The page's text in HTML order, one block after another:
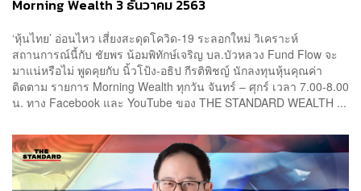
Morning Wealth 3 ธันวาคม 2563
‘หุ้นไทย’ อ่อนไหว เสี่ยงสะดุดโควิด-19 ระลอกใหม่ วิเคราะห์
สถานการณ์นี้กับ ชัยพร น้อมพิทักษ์เจริญ บล.บัวหลวง Fund Flow จะ
มาแน่หรือไม่ พูดคุยกับ นิ้วโป้ง-อธิป กีรติพิชญ์ นักลงทุนหุ้นคุณค่า
ติดตาม รายการ Morning Wealth ทุกวัน จันทร์ – ศุกร์ เวลา 7.00-8.00
น. ทาง Facebook และ YouTube ของ THE STANDARD WEALTH ...